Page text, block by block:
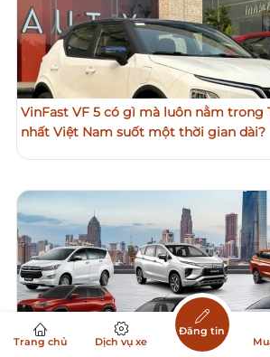
VinFast VF 5 có gì mà luôn nằm trong
nhất Việt Nam suốt một thời gian dài?
Mitsubishi Xpander, Toyota Yaris cross,
Trang chủ Dịch vụ xe
Đăng tin